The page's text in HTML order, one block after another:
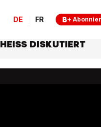
DE FR
HEISS DISKUTIERT